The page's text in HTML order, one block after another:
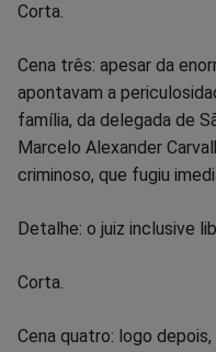
Corta.
Cena três: apesar da
apontavam a
família, da delegada de
Marcelo Alexander
criminoso, que fugiu
Detalhe: o juiz inclusive
Corta.
Cena quatro: logo